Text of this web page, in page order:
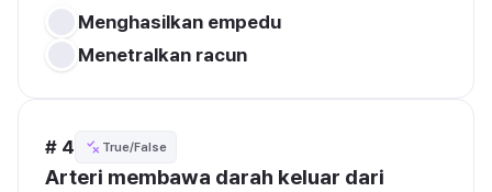
Menghasilkan empedu
Menetralkan racun
# 4 True/False
Arteri membawa darah keluar dari